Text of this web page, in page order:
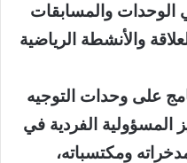
الوحدات والمسابقات
والأنشطة الرياضية
على وحدات التوجيه
المسؤولية الفردية في
ومكتسباته،